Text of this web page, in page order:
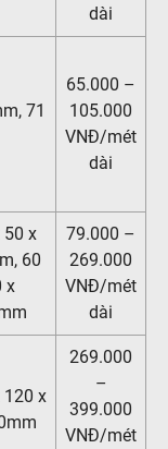
dài
71
65.000 –
105.000
VNĐ/mét
dài
50 x
60
x
79.000 –
269.000
VNĐ/mét
dài
120 x
269.000
–
399.000
VNĐ/mét